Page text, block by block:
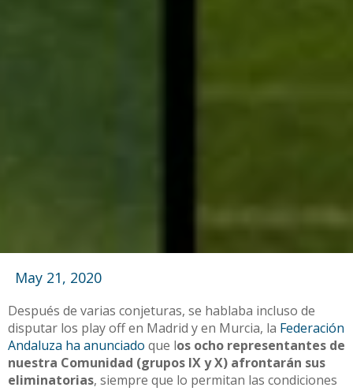
May 21, 2020
Después de varias conjeturas, se hablaba incluso de
disputar los play off en Madrid y en Murcia, la Federación
Andaluza ha anunciado que los ocho representantes de
nuestra Comunidad (grupos IX y X) afrontarán sus
eliminatorias, siempre que lo permitan las condiciones